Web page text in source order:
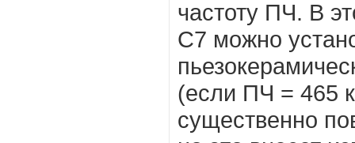
частоту ПЧ. В
C7 можно
(если ПЧ = 465
существенно